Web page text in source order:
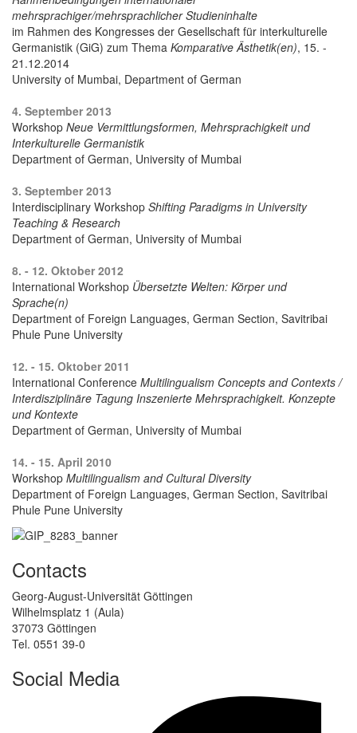
mehrsprachiger/mehrsprachlicher Studieninhalte
im Rahmen des Kongresses der Gesellschaft für interkulturelle
Germanistik (GiG) zum Thema Komparative Ästhetik(en), 15. -
21.12.2014
University of Mumbai, Department of German
4. September 2013
Workshop Neue Vermittlungsformen, Mehrsprachigkeit und
Interkulturelle Germanistik
Department of German, University of Mumbai
3. September 2013
Interdisciplinary Workshop Shifting Paradigms in University
Teaching & Research
Department of German, University of Mumbai
8. - 12. Oktober 2012
International Workshop Übersetzte Welten: Körper und
Sprache(n)
Department of Foreign Languages, German Section, Savitribai
Phule Pune University
12. - 15. Oktober 2011
International Conference Multilingualism Concepts and Contexts /
Interdisziplinäre Tagung Inszenierte Mehrsprachigkeit. Konzepte
und Kontexte
Department of German, University of Mumbai
14. - 15. April 2010
Workshop Multilingualism and Cultural Diversity
Department of Foreign Languages, German Section, Savitribai
Phule Pune University
Contacts
Georg-August-Universität Göttingen
Wilhelmsplatz 1 (Aula)
37073 Göttingen
Tel. 0551 39-0
Social Media